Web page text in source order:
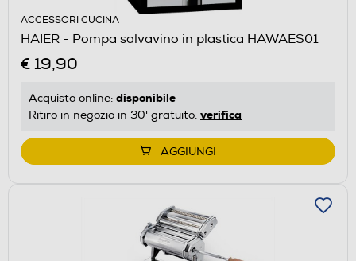
ACCESSORI CUCINA
HAIER - Pompa salvavino in plastica HAWAES01
€ 19,90
Acquisto online: disponibile
Ritiro in negozio in 30' gratuito: verifica
AGGIUNGI